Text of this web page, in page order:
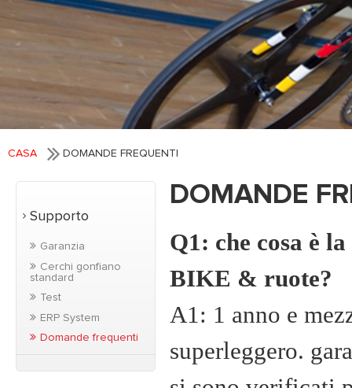
CASA DOMANDE FREQUENTI
Supporto
Garanzia
Cerchi gonfiano
standard
Test
ERP System
Domande frequenti
DOMANDE
Q1: che cosa è
BIKE & ruote?
A1: 1 anno e
superleggero.